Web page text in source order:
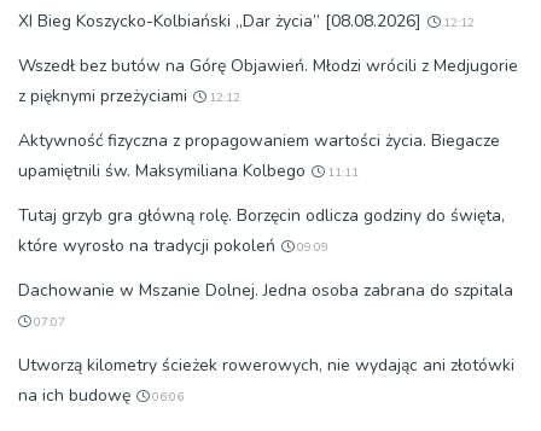
XI Bieg Koszycko-Kolbiański „Dar życia” [08.08.2026] 12:12
Wszedł bez butów na Górę Objawień. Młodzi wrócili z Medjugorie
z pięknymi przeżyciami
12:12
Aktywność fizyczna z propagowaniem wartości życia. Biegacze
upamiętnili św. Maksymiliana Kolbego
11:11
Tutaj grzyb gra główną rolę. Borzęcin odlicza godziny do święta,
które wyrosło na tradycji pokoleń
09:09
Dachowanie w Mszanie Dolnej. Jedna osoba zabrana do szpitala
07:07
Utworzą kilometry ścieżek rowerowych, nie wydając ani złotówki
na ich budowę
06:06